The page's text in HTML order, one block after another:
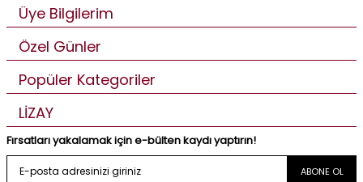
Üye Bilgilerim
Özel Günler
Popüler Kategoriler
LİZAY
Fırsatları yakalamak için e-bülten kaydı yaptırın!
ABONE OL